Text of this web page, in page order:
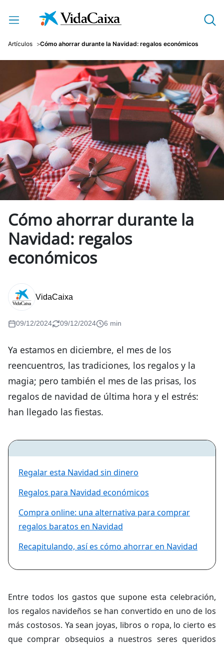
Saltar al contenido principal
Artículos Cómo ahorrar durante la Navidad: regalos económicos
Cómo ahorrar durante la
Navidad: regalos
económicos
VidaCaixa
09/12/2024 09/12/2024 6 min
Ya estamos en diciembre, el mes de los
reencuentros, las tradiciones, los regalos y la
magia; pero también el mes de las prisas, los
regalos de navidad de última hora y el estrés:
han llegado las fiestas.
Regalar esta Navidad sin dinero
Regalos para Navidad económicos
Compra online: una alternativa para comprar
regalos baratos en Navidad
Recapitulando, así es cómo ahorrar en Navidad
Entre todos los gastos que supone esta celebración,
los regalos navideños se han convertido en uno de los
más costosos. Ya sean joyas, libros o ropa, lo cierto es
que comprar obsequios a nuestros seres queridos